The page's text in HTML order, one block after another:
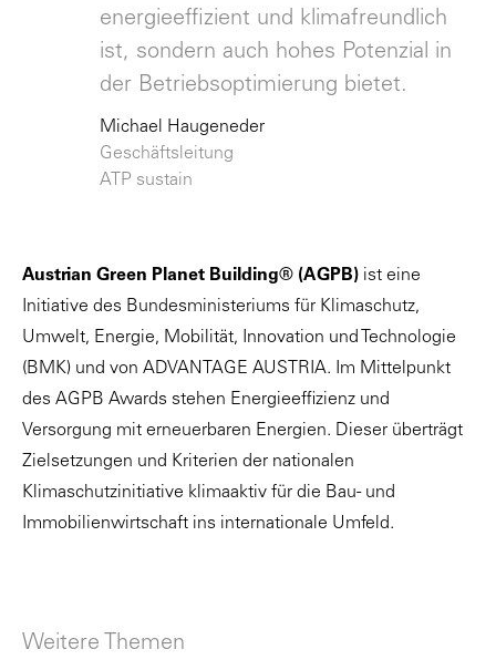
energieeffizient und klimafreundlich
ist, sondern auch hohes Potenzial in
der Betriebsoptimierung bietet.
Michael Haugeneder
Geschäftsleitung
ATP sustain
Austrian Green Planet Building® (AGPB) ist eine
Initiative des Bundesministeriums für Klimaschutz,
Umwelt, Energie, Mobilität, Innovation und Technologie
(BMK) und von ADVANTAGE AUSTRIA. Im Mittelpunkt
des AGPB Awards stehen Energieeffizienz und
Versorgung mit erneuerbaren Energien. Dieser überträgt
Zielsetzungen und Kriterien der nationalen
Klimaschutzinitiative klimaaktiv für die Bau- und
Immobilienwirtschaft ins internationale Umfeld.
Weitere Themen